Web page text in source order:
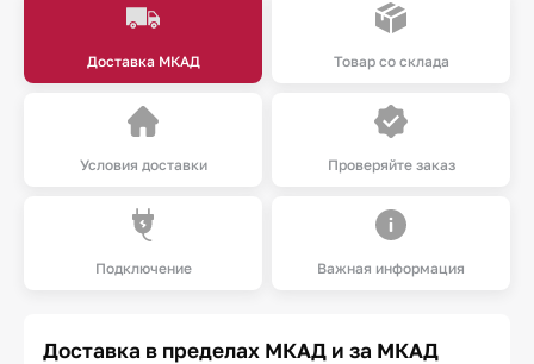
Доставка МКАД Товар со склада
Условия доставки Проверяйте заказ
Подключение Важная информация
Доставка в пределах МКАД и за МКАД